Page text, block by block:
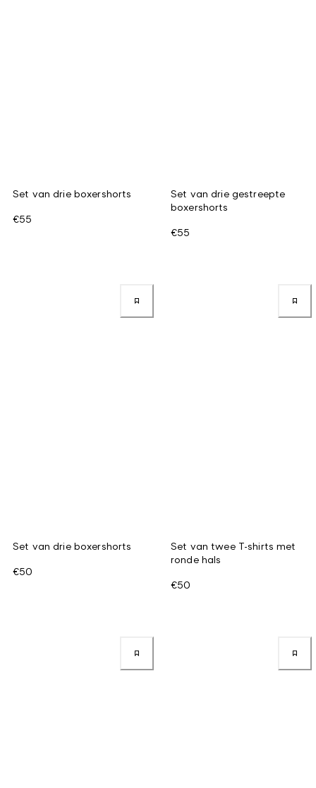
Set van drie boxershorts
€55
Set van drie gestreepte
boxershorts
€55
Set van drie boxershorts
€50
Set van twee T-shirts met
ronde hals
€50